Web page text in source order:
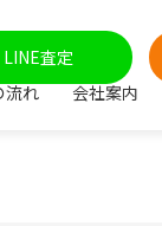
査定
流れ
会社案内